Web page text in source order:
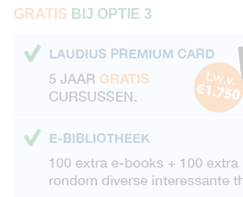
GRATIS BIJ OPTIE 3